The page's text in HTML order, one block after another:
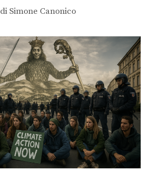
di Simone Canonico